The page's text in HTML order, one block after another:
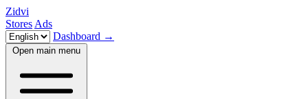
Zidvi
Stores Ads
Dashboard →
Open main menu